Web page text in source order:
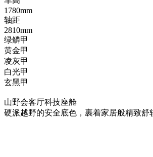
1780mm
轴距
2810mm
绿鳞甲
黄金甲
凌灰甲
白光甲
玄黑甲
山野会客厅科技座舱
硬派越野的安全底色，裹着家居般精致舒